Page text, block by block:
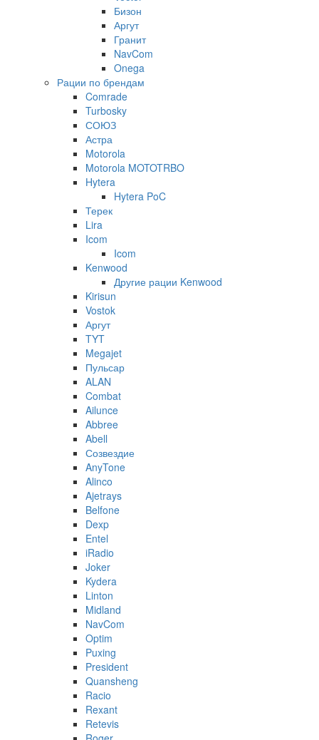
Бизон
Аргут
Гранит
NavCom
Onega
Рации по брендам
Comrade
Turbosky
СОЮЗ
Астра
Motorola
Motorola MOTOTRBO
Hytera
Hytera PoC
Терек
Lira
Icom
Icom
Kenwood
Другие рации Kenwood
Kirisun
Vostok
Аргут
TYT
Megajet
Пульсар
ALAN
Combat
Ailunce
Abbree
Abell
Созвездие
AnyTone
Alinco
Ajetrays
Belfone
Dexp
Entel
iRadio
Joker
Kydera
Linton
Midland
NavCom
Optim
Puxing
President
Quansheng
Racio
Rexant
Retevis